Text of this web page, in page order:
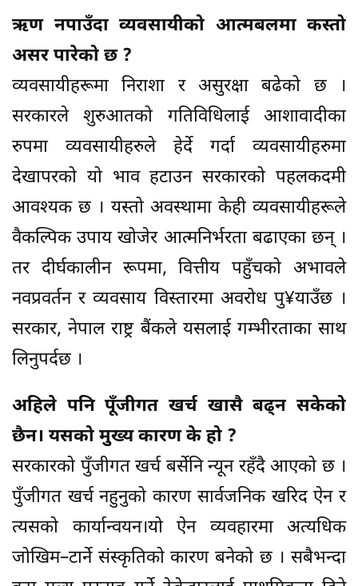
ऋण नपाउँदा व्यवसायीको आत्मबलमा कस्तो
असर पारेको छ ?
व्यवसायीहरूमा निराशा र असुरक्षा बढेको छ ।
सरकारले शुरुआतको गतिविधिलाई आशावादीका
रुपमा व्यवसायीहरुले हेर्दे गर्दा व्यवसायीहरुमा
देखापरको यो भाव हटाउन सरकारको पहलकदमी
आवश्यक छ । यस्तो अवस्थामा केही व्यवसायीहरूले
वैकल्पिक उपाय खोजेर आत्मनिर्भरता बढाएका छन् ।
तर दीर्घकालीन रूपमा, वित्तीय पहुँचको अभावले
नवप्रवर्तन र व्यवसाय विस्तारमा अवरोध पु¥याउँछ ।
सरकार, नेपाल राष्ट्र बैंकले यसलाई गम्भीरताका साथ
लिनुपर्दछ ।
अहिले पनि पूँजीगत खर्च खासै बढ्न सकेको
छैन। यसको मुुख्य कारण के हो ?
सरकारको पुँजीगत खर्च बर्सेनि न्यून रहँदै आएको छ ।
पुँजीगत खर्च नहुनुको कारण सार्वजनिक खरिद ऐन र
त्यसको कार्यान्वयन।यो ऐन व्यवहारमा अत्यधिक
जोखिम–टार्ने संस्कृतिको कारण बनेको छ । सबैभन्दा